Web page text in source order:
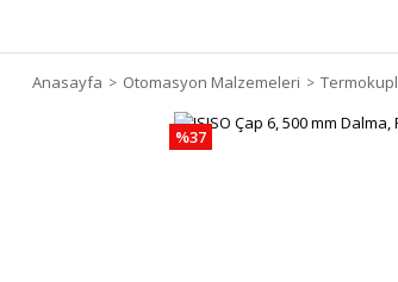
Anasayfa Otomasyon Malzemeleri Termokupl
%37